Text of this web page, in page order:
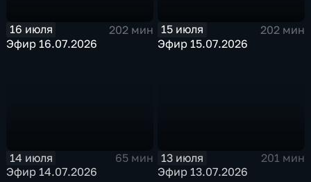
16 июля
202 мин
Эфир 16.07.2026
15 июля
202 мин
Эфир 15.07.2026
14 июля
65 мин
Эфир 14.07.2026
13 июля
201 мин
Эфир 13.07.2026